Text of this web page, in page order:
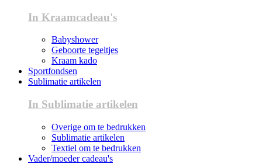
In Kraamcadeau's
Babyshower
Geboorte tegeltjes
Kraam kado
Sportfondsen
Sublimatie artikelen
In Sublimatie artikelen
Overige om te bedrukken
Sublimatie artikelen
Textiel om te bedrukken
Vader/moeder cadeau's